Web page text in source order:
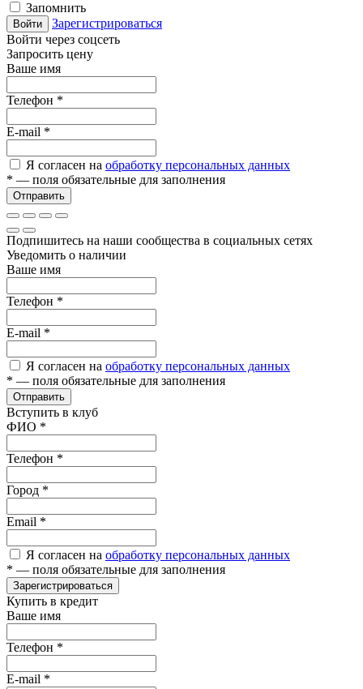
Запомнить
Войти
Зарегистрироваться
Войти через соцсеть
Запросить цену
Ваше имя
Телефон *
E-mail *
Я согласен на обработку персональных данных
* — поля обязательные для заполнения
Отправить
Подпишитесь на наши сообщества в социальных сетях
Уведомить о наличии
Ваше имя
Телефон *
E-mail *
Я согласен на обработку персональных данных
* — поля обязательные для заполнения
Отправить
Вступить в клуб
ФИО *
Телефон *
Город *
Email *
Я согласен на обработку персональных данных
* — поля обязательные для заполнения
Зарегистрироваться
Купить в кредит
Ваше имя
Телефон *
E-mail *